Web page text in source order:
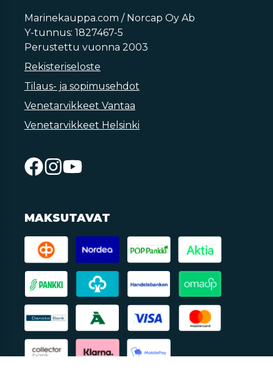
Marinekauppa.com / Norcap Oy Ab
Y-tunnus: 1827467-5
Perustettu vuonna 2003
Rekisteriseloste
Tilaus- ja sopimusehdot
Venetarvikkeet Vantaa
Venetarvikkeet Helsinki
MAKSUTAVAT